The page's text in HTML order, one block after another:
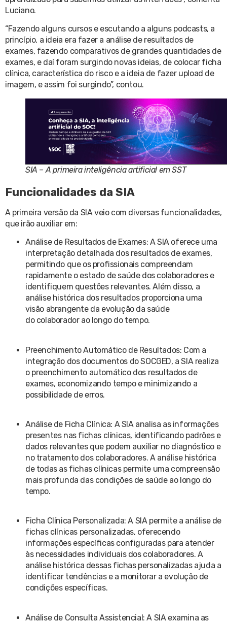
Luciano.
“Fazendo alguns cursos e escutando a alguns podcasts, a
princípio, a ideia era fazer a análise de resultados de
exames, fazendo comparativos de grandes quantidades de
exames, e daí foram surgindo novas ideias, de colocar ficha
clínica, característica do risco e a ideia de fazer upload de
imagem, e assim foi surgindo”, contou.
SIA – A primeira inteligência artificial em SST
Funcionalidades da SIA
A primeira versão da SIA veio com diversas funcionalidades,
que irão auxiliar em:
Análise de Resultados de Exames: A SIA oferece uma
interpretação detalhada dos resultados de exames,
permitindo que os profissionais compreendam
rapidamente o estado de saúde dos colaboradores e
identifiquem questões relevantes. Além disso, a
análise histórica dos resultados proporciona uma
visão abrangente da evolução da saúde
do colaborador ao longo do tempo.
Preenchimento Automático de Resultados: Com a
integração dos documentos do SOCGED, a SIA realiza
o preenchimento automático dos resultados de
exames, economizando tempo e minimizando a
possibilidade de erros.
Análise de Ficha Clínica: A SIA analisa as informações
presentes nas fichas clínicas, identificando padrões e
dados relevantes que podem auxiliar no diagnóstico e
no tratamento dos colaboradores. A análise histórica
de todas as fichas clínicas permite uma compreensão
mais profunda das condições de saúde ao longo do
tempo.
Ficha Clínica Personalizada: A SIA permite a análise de
fichas clínicas personalizadas, oferecendo
informações específicas configuradas para atender
às necessidades individuais dos colaboradores. A
análise histórica dessas fichas personalizadas ajuda a
identificar tendências e a monitorar a evolução de
condições específicas.
Análise de Consulta Assistencial: A SIA examina as